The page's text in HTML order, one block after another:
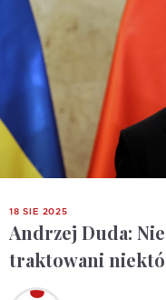
18 SIE 2025
Andrzej Duda:
traktowani